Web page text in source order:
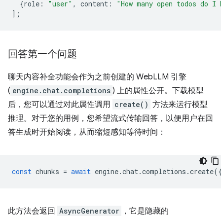
{role : "user" , content :
"How many open todos do I
];
回答第一个问题
聊天内容补全功能会作为之前创建的 WebLLM 引擎
( engine.chat.completions ) 上的属性公开。下载模型
后，您可以通过对此属性调用 create() 方法来运行模型
推理。对于您的用例，您希望流式传输回答，以便用户在回
答生成时开始阅读，从而缩短感知等待时间：
const chunks = await engine.chat.completions .create
此方法会返回 AsyncGenerator ，它是隐藏的